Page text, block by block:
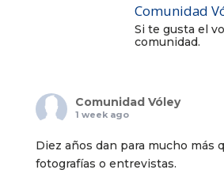
Comunidad
Si te gusta el
comunidad.
Comunidad Vóley
1 week ago
Diez años dan para mucho más
fotografías o entrevistas.